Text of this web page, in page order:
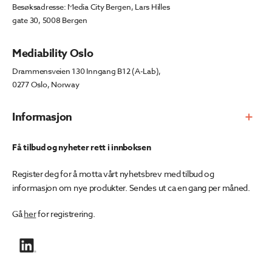
Informasjon
Besøksadresse: Media City Bergen, Lars Hilles
gate 30, 5008 Bergen
Mediability Oslo
Drammensveien 130 Inngang B12 (A-Lab),
0277 Oslo, Norway
Få tilbud og nyheter rett i innboksen
Register deg for å motta vårt nyhetsbrev med tilbud og
informasjon om nye produkter. Sendes ut ca en gang per måned.
Gåherfor registrering.